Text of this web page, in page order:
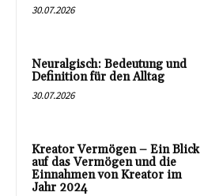
30.07.2026
Neuralgisch: Bedeutung und
Definition für den Alltag
30.07.2026
Kreator Vermögen – Ein Blick
auf das Vermögen und die
Einnahmen von Kreator im
Jahr 2024